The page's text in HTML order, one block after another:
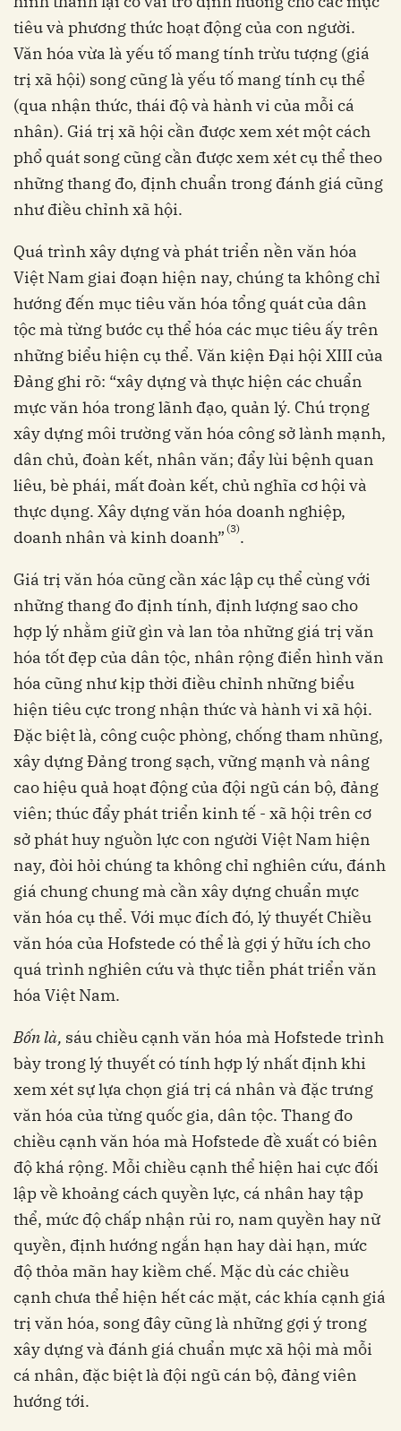
tiêu và phương thức hoạt động của con người.
Văn hóa vừa là yếu tố mang tính trừu tượng (giá
trị xã hội) song cũng là yếu tố mang tính cụ thể
(qua nhận thức, thái độ và hành vi của mỗi cá
nhân). Giá trị xã hội cần được xem xét một cách
phổ quát song cũng cần được xem xét cụ thể theo
những thang đo, định chuẩn trong đánh giá cũng
như điều chỉnh xã hội.
Quá trình xây dựng và phát triển nền văn hóa
Việt Nam giai đoạn hiện nay, chúng ta không chỉ
hướng đến mục tiêu văn hóa tổng quát của dân
tộc mà từng bước cụ thể hóa các mục tiêu ấy trên
những biểu hiện cụ thể. Văn kiện Đại hội XIII của
Đảng ghi rõ: “xây dựng và thực hiện các chuẩn
mực văn hóa trong lãnh đạo, quản lý. Chú trọng
xây dựng môi trường văn hóa công sở lành mạnh,
dân chủ, đoàn kết, nhân văn; đẩy lùi bệnh quan
liêu, bè phái, mất đoàn kết, chủ nghĩa cơ hội và
thực dụng. Xây dựng văn hóa doanh nghiệp,
doanh nhân và kinh doanh” (3).
Giá trị văn hóa cũng cần xác lập cụ thể cùng với
những thang đo định tính, định lượng sao cho
hợp lý nhằm giữ gìn và lan tỏa những giá trị văn
hóa tốt đẹp của dân tộc, nhân rộng điển hình văn
hóa cũng như kịp thời điều chỉnh những biểu
hiện tiêu cực trong nhận thức và hành vi xã hội.
Đặc biệt là, công cuộc phòng, chống tham nhũng,
xây dựng Đảng trong sạch, vững mạnh và nâng
cao hiệu quả hoạt động của đội ngũ cán bộ, đảng
viên; thúc đẩy phát triển kinh tế - xã hội trên cơ
sở phát huy nguồn lực con người Việt Nam hiện
nay, đòi hỏi chúng ta không chỉ nghiên cứu, đánh
giá chung chung mà cần xây dựng chuẩn mực
văn hóa cụ thể. Với mục đích đó, lý thuyết Chiều
văn hóa của Hofstede có thể là gợi ý hữu ích cho
quá trình nghiên cứu và thực tiễn phát triển văn
hóa Việt Nam.
Bốn là, sáu chiều cạnh văn hóa mà Hofstede trình
bày trong lý thuyết có tính hợp lý nhất định khi
xem xét sự lựa chọn giá trị cá nhân và đặc trưng
văn hóa của từng quốc gia, dân tộc. Thang đo
chiều cạnh văn hóa mà Hofstede đề xuất có biên
độ khá rộng. Mỗi chiều cạnh thể hiện hai cực đối
lập về khoảng cách quyền lực, cá nhân hay tập
thể, mức độ chấp nhận rủi ro, nam quyền hay nữ
quyền, định hướng ngắn hạn hay dài hạn, mức
độ thỏa mãn hay kiềm chế. Mặc dù các chiều
cạnh chưa thể hiện hết các mặt, các khía cạnh giá
trị văn hóa, song đây cũng là những gợi ý trong
xây dựng và đánh giá chuẩn mực xã hội mà mỗi
cá nhân, đặc biệt là đội ngũ cán bộ, đảng viên
hướng tới.